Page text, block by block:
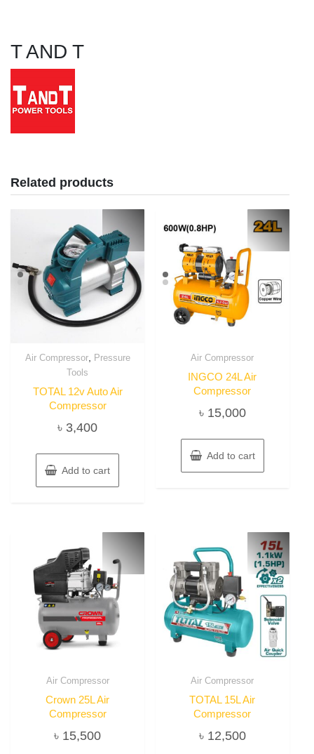
T AND T
Related products
Air Compressor,
Pressure
Tools
TOTAL 12v Auto Air
Compressor
৳ 3,400
Add to cart
Air Compressor
INGCO 24L Air
Compressor
৳ 15,000
Add to cart
Air Compressor
Crown 25L Air
Compressor
৳ 15,500
Air Compressor
TOTAL 15L Air
Compressor
৳ 12,500